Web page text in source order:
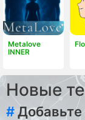
Metalove
INNER
Новые
#Добавьте